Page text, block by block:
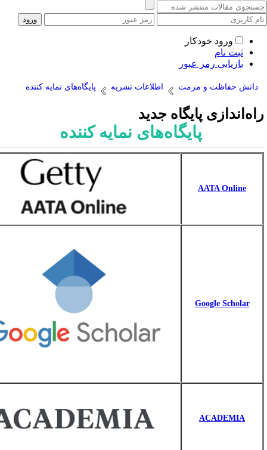
ورود خودکار
نام
رمز عبور
و مرمت اطلاعات نشریه پایگاه‌های نمایه کننده
پایگاه جدید
پایگاه‌های نمایه کننده
AATA
Google